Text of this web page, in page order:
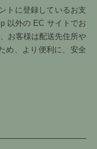
トに登録しているお支
以外の EC サイトでお
お客様は配送先住所や
め、より便利に、安全